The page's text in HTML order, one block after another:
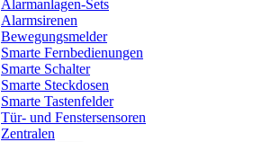
Alarmanlagen-Sets
Alarmsirenen
Bewegungsmelder
Smarte Fernbedienungen
Smarte Schalter
Smarte Steckdosen
Smarte Tastenfelder
Tür- und Fenstersensoren
Zentralen